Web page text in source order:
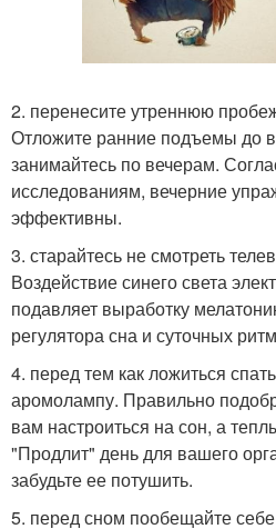
2. перенесите утреннюю
Отложите ранние подъемы до
занимайтесь по вечерам.
исследованиям, вечерние
эффективны.
3. старайтесь не смотреть
Воздействие синего света
подавляет выработку
регулятора сна и суточных
4. перед тем как ложиться
аромолампу. Правильно
вам настроиться на сон, а
"Продлит" день для вашего
забудьте ее потушить.
5. перед сном пообещайте себе